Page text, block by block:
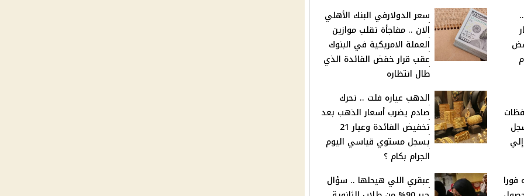
ينخفض
سعر الدولارفي البنك الأهلي
الان .. مفاجأة تقلب موازين
العملة الامريكية في البنوك
عقب قرار خفض الفائدة الذي
طال انتظاره
9 محافظات
الدهب عياره فلت .. تحرك
صادم يضرب أسعار الذهب بعد
تخفيض الفائدة وعيار 21
يسجل مستوي قياسي اليوم
الجرام بكام ؟
فورا
عبقري اللي هيحلها .. سؤال